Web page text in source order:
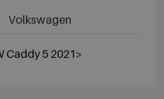
Volkswagen
Caddy 5 2021>